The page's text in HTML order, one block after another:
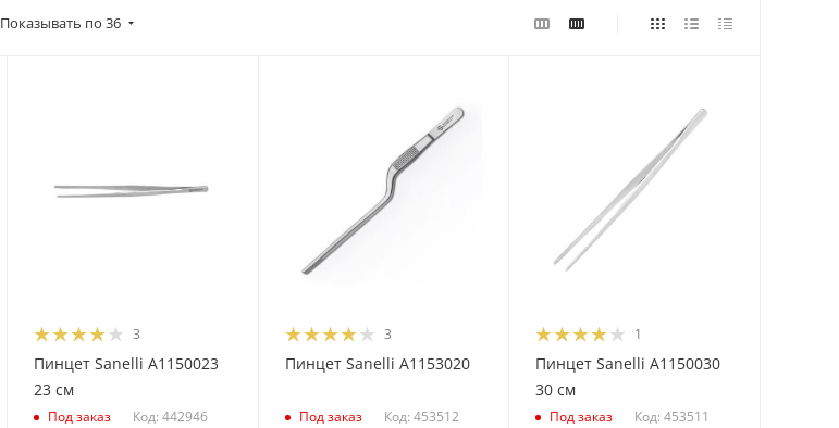
Показывать по 36
3
Пинцет Sanelli A1150023
23 см
Под заказ Код: 442946
3
Пинцет Sanelli A1153020
Под заказ Код: 453512
1
Пинцет Sanelli A1150030
30 см
Под заказ Код: 453511